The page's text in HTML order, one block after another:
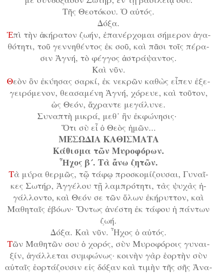
Τῆς Θε­ο­τό­κου. Ὁ αὐ­τός.
Δό­ξα.
Ἐ­πὶ τὴν ἀ­κή­ρα­τον ζω­ήν, ἐ­πα­νέρ­χο­μαι σή­με­ρον ἀ­γα­
θό­τη­τι, τοῦ γεν­νη­θέν­τος ἐκ σοῦ, καὶ πᾶ­σι τοῖς πέ­ρα­
σιν Ἁ­γνή, τὸ φέγ­γος ἀ­στρά­ψαν­τος.
Καὶ νῦν.
Θε­ὸν ὃν ἐ­κύ­η­σας σαρ­κί, ἐκ νε­κρῶν κα­θὼς εἶ­πεν ἐ­ξε­
γει­ρό­με­νον, θε­α­σα­μέ­νη Ἁ­γνή, χό­ρευ­ε, καὶ τοῦ­τον,
ὡς Θε­όν, ἄ­χραν­τε με­γά­λυ­νε.
Συ­να­πτὴ μι­κρά, μεθ᾿ ἣν ἐκ­φώ­νη­σις·
Ὅ­τι σὺ εἶ ὁ Θε­ὸς ἡ­μῶν...
ΜΕΣΩΔΙΑ ΚΑΘΙΣΜΑΤΑ
Κάθισμα τῶν Μυ­ρο­φό­ρων.
Ἦ­χος β´. Τὰ ἄ­νω ζη­τῶν.
Τὰ μύ­ρα θερ­μῶς, τῷ τά­φῳ προ­σκο­μί­ζου­σαι, Γυ­ναῖ­
κες Σω­τήρ, Ἀγ­γέ­λου τῇ λαμ­πρό­τη­τι, τὰς ψυ­χὰς ἠ­
γάλ­λον­το, καὶ Θε­όν σε τῶν ὅ­λων ἐ­κή­ρυτ­τον, καὶ
Μα­θη­ταῖς ἐ­βό­ων· Ὄν­τως ἀ­νέ­στη ἐκ τά­φου ἡ πάν­των
ζω­ή.
Δό­ξα. Καὶ νῦν. Ἦ­χος ὁ αὐ­τός.
Τῶν Μα­θη­τῶν σου ὁ χο­ρός, σὺν Μυ­ρο­φό­ροις γυ­ναι­
ξίν, ἀ­γάλ­λε­ται συμ­φώ­νως· κοι­νὴν γὰρ ἑ­ορ­τὴν σὺν
αὐ­ταῖς ἑ­ορ­τά­ζου­σιν εἰς δό­ξαν καὶ τι­μὴν τῆς σῆς Ἀ­να­